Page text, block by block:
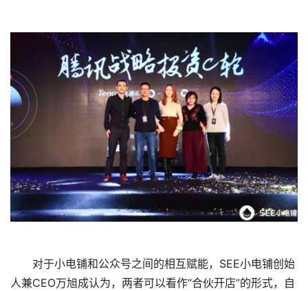
对于小电铺和公众号之间的相互赋能，SEE小电铺创始
人兼CEO万旭成认为，两者可以看作“合伙开店”的形式，自